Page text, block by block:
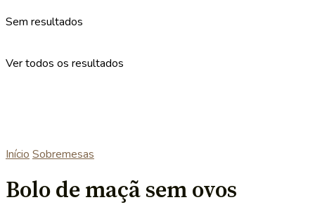
Sem resultados
Ver todos os resultados
Início Sobremesas
Bolo de maçã sem ovos